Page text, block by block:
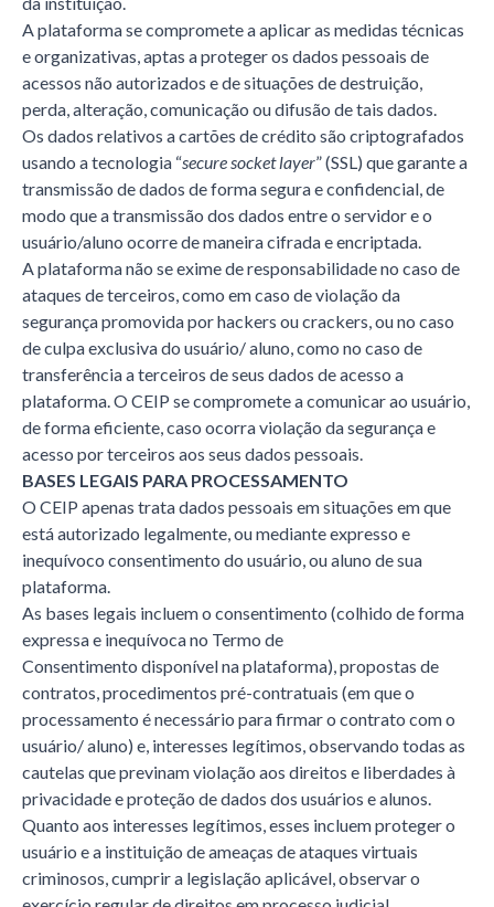
A plataforma se compromete a aplicar as medidas técnicas
e organizativas, aptas a proteger os dados pessoais de
acessos não autorizados e de situações de destruição,
perda, alteração, comunicação ou difusão de tais dados.
Os dados relativos a cartões de crédito são criptografados
usando a tecnologia “secure socket layer” (SSL) que garante a
transmissão de dados de forma segura e confidencial, de
modo que a transmissão dos dados entre o servidor e o
usuário/aluno ocorre de maneira cifrada e encriptada.
A plataforma não se exime de responsabilidade no caso de
ataques de terceiros, como em caso de violação da
segurança promovida por hackers ou crackers, ou no caso
de culpa exclusiva do usuário/ aluno, como no caso de
transferência a terceiros de seus dados de acesso a
plataforma. O CEIP se compromete a comunicar ao usuário,
de forma eficiente, caso ocorra violação da segurança e
acesso por terceiros aos seus dados pessoais.
BASES LEGAIS PARA PROCESSAMENTO
O CEIP apenas trata dados pessoais em situações em que
está autorizado legalmente, ou mediante expresso e
inequívoco consentimento do usuário, ou aluno de sua
plataforma.
As bases legais incluem o consentimento (colhido de forma
expressa e inequívoca no Termo de
Consentimento disponível na plataforma), propostas de
contratos, procedimentos pré-contratuais (em que o
processamento é necessário para firmar o contrato com o
usuário/ aluno) e, interesses legítimos, observando todas as
cautelas que previnam violação aos direitos e liberdades à
privacidade e proteção de dados dos usuários e alunos.
Quanto aos interesses legítimos, esses incluem proteger o
usuário e a instituição de ameaças de ataques virtuais
criminosos, cumprir a legislação aplicável, observar o